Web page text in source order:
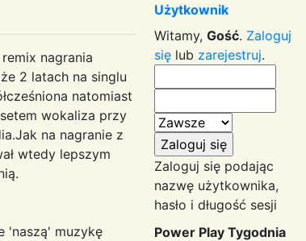
nagrania
2 latach na singlu
natomiast
wokaliza przy
na nagranie z
wtedy lepszym
'naszą' muzykę
Użytkownik
Witamy, Gość. Zaloguj
się lub zarejestruj.
Zaloguj się podając
nazwę użytkownika,
hasło i długość sesji
Power Play Tygodnia